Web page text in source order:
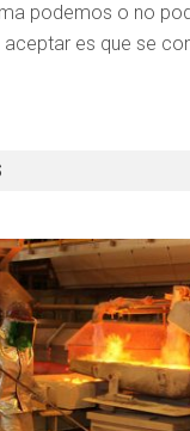
podemos o no
es que se